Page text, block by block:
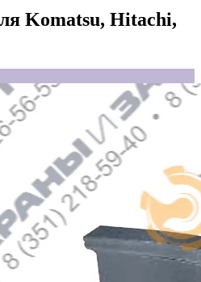
Komatsu, Hitachi,